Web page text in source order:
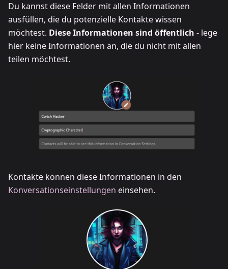
Du kannst diese Felder mit allen Informationen
ausfüllen, die du potenzielle Kontakte wissen
möchtest. Diese Informationen sind öffentlich - lege
hier keine Informationen an, die du nicht mit allen
teilen möchtest.
Kontakte können diese Informationen in den
Konversationseinstellungen einsehen.